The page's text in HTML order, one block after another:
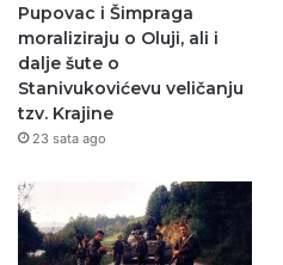
Pupovac i Šimpraga
moraliziraju o Oluji, ali i
dalje šute o
Stanivukovićevu veličanju
tzv. Krajine
23 sata ago